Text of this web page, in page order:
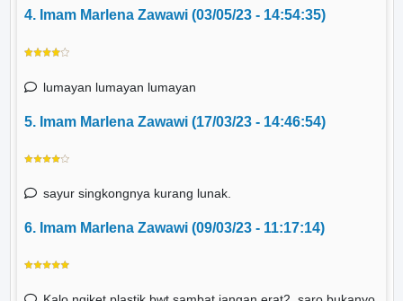
4. Imam Marlena Zawawi (03/05/23 - 14:54:35)
lumayan lumayan lumayan
5. Imam Marlena Zawawi (17/03/23 - 14:46:54)
sayur singkongnya kurang lunak.
6. Imam Marlena Zawawi (09/03/23 - 11:17:14)